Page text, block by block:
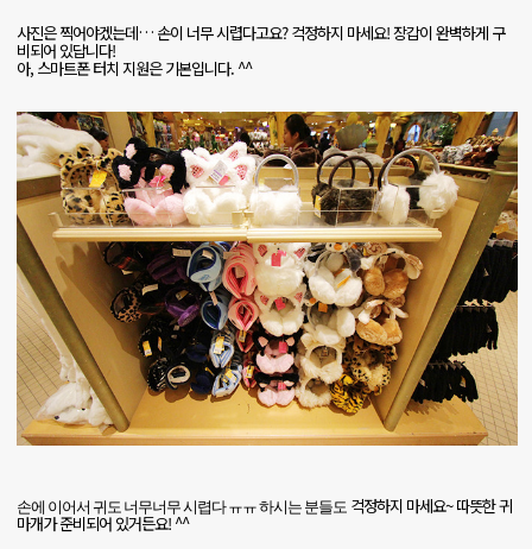
사진은 찍어야겠는데… 손이 너무 시렵다고요?걱정하지 마세요!장갑이 완벽하게 구
비되어 있답니다!
아, 스마트폰 터치 지원은 기본입니다. ^^
손에 이어서 귀도 너무너무 시렵다 ㅠㅠ 하시는 분들도 걱정하지 마세요~따뜻한 귀
마개가 준비되어 있거든요! ^^